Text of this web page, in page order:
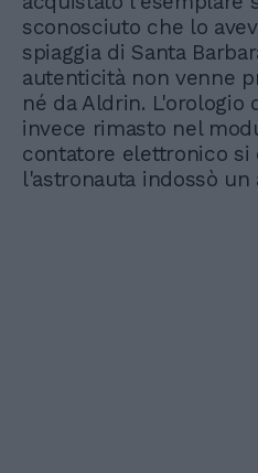
sconosciuto che lo
spiaggia di Santa
autenticità non venne
né da Aldrin. L'orologio
invece rimasto nel
contatore elettronico si
l'astronauta indossò